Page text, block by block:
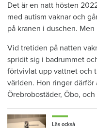
Det är en natt hösten
med autism vaknar och
på kranen i duschen.
Vid tretiden på natten
spridit sig i badrummet
förtvivlat upp vattnet och
världen. Hon ringer
Örebrobostäder, Öbo,
Läs också